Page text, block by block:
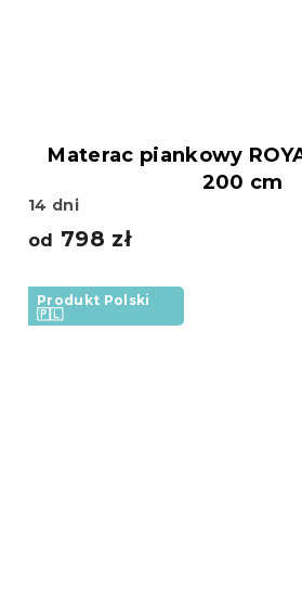
Materac piankowy
200 cm
14 dni
od 798 zł
Produkt Polski
🇵🇱